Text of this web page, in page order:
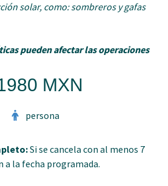
solar, como: sombreros y gafas
pueden afectar las operaciones
MXN
persona
Si se cancela con al menos 7
a la fecha programada.